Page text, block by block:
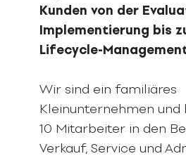
Kunden von der
Implementierung bis
Lifecycle-
Wir sind ein familiäres
Kleinunternehmen
10 Mitarbeiter in den
Verkauf, Service und